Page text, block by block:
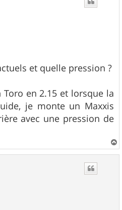
et quelle pression ?
en 2.15 et lorsque la
je monte un Maxxis
avec une pression de
a